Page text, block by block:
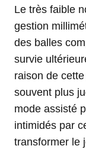
Le très faible
gestion
des balles
survie
raison de
souvent plus
mode assisté
intimidés par
transformer le